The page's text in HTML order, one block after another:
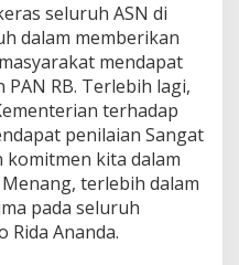
seluruh ASN di
dalam memberikan
mendapat
RB. Terlebih lagi,
terhadap
penilaian Sangat
komitmen kita dalam
terlebih dalam
pada seluruh
Rida Ananda.